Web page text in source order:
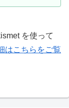
を使って
はこちらをご覧